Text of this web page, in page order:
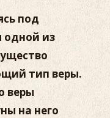
под
из
тип веры.
веры
на него